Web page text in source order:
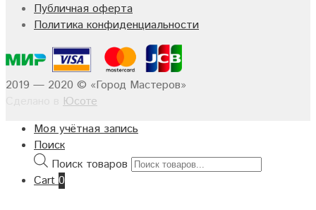
Публичная оферта
Политика конфиденциальности
2019 — 2020 © «Город Мастеров»
Юсоте
Моя учётная запись
Поиск
Поиск товаров
Cart 0